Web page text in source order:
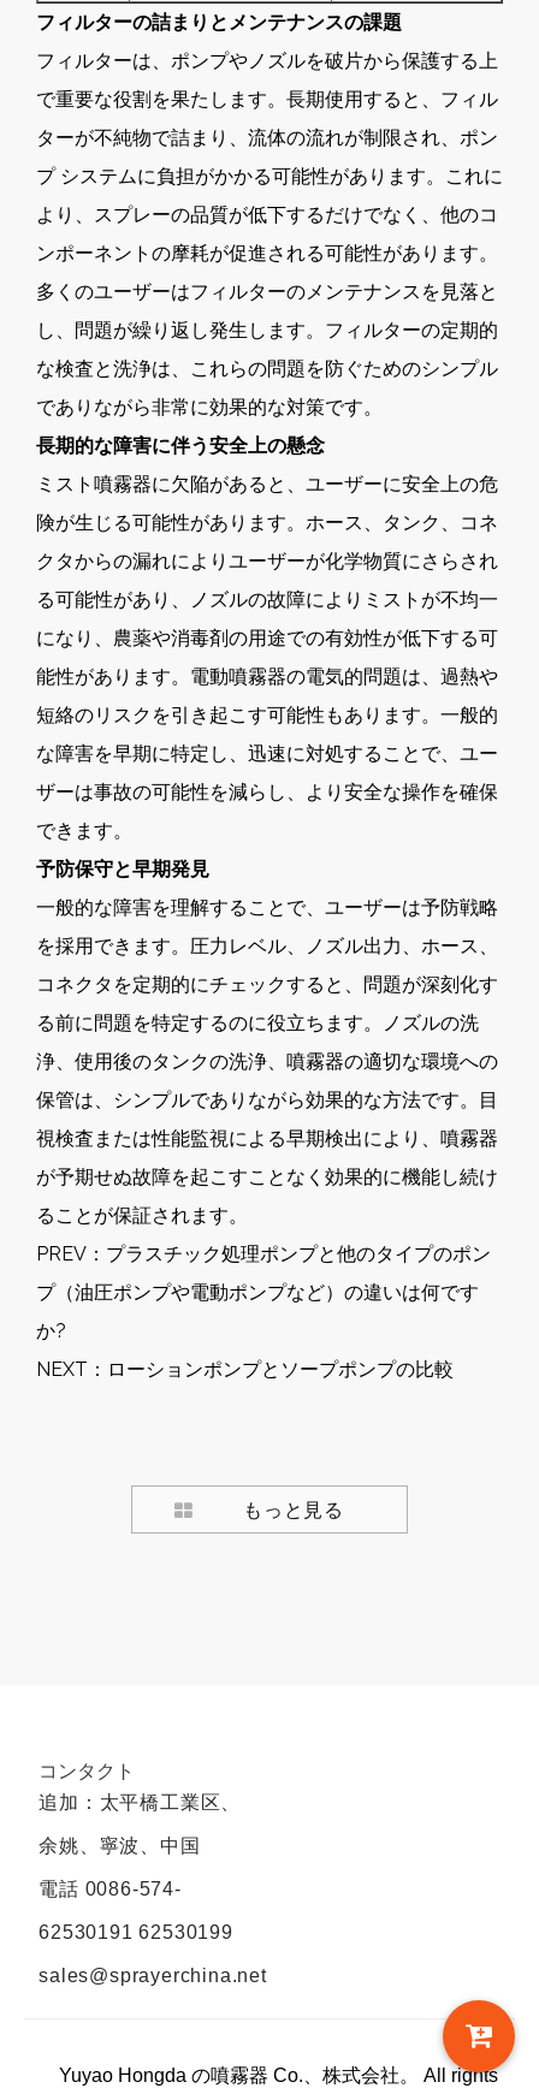
フィルターの詰まりとメンテナンスの課題
フィルターは、ポンプやノズルを破片から保護する上
で重要な役割を果たします。長期使用すると、フィル
ターが不純物で詰まり、流体の流れが制限され、ポン
プ システムに負担がかかる可能性があります。これに
より、スプレーの品質が低下するだけでなく、他のコ
ンポーネントの摩耗が促進される可能性があります。
多くのユーザーはフィルターのメンテナンスを見落と
し、問題が繰り返し発生します。フィルターの定期的
な検査と洗浄は、これらの問題を防ぐためのシンプル
でありながら非常に効果的な対策です。
長期的な障害に伴う安全上の懸念
ミスト噴霧器に欠陥があると、ユーザーに安全上の危
険が生じる可能性があります。ホース、タンク、コネ
クタからの漏れによりユーザーが化学物質にさらされ
る可能性があり、ノズルの故障によりミストが不均一
になり、農薬や消毒剤の用途での有効性が低下する可
能性があります。電動噴霧器の電気的問題は、過熱や
短絡のリスクを引き起こす可能性もあります。一般的
な障害を早期に特定し、迅速に対処することで、ユー
ザーは事故の可能性を減らし、より安全な操作を確保
できます。
予防保守と早期発見
一般的な障害を理解することで、ユーザーは予防戦略
を採用できます。圧力レベル、ノズル出力、ホース、
コネクタを定期的にチェックすると、問題が深刻化す
る前に問題を特定するのに役立ちます。ノズルの洗
浄、使用後のタンクの洗浄、噴霧器の適切な環境への
保管は、シンプルでありながら効果的な方法です。目
視検査または性能監視による早期検出により、噴霧器
が予期せぬ故障を起こすことなく効果的に機能し続け
ることが保証されます。
PREV： プラスチック処理ポンプと他のタイプのポン
プ（油圧ポンプや電動ポンプなど）の違いは何です
か?
NEXT： ローションポンプとソープポンプの比較
もっと見る
コンタクト
追加：太平橋工業区、
余姚、寧波、中国
電話 0086-574-
62530191 62530199
sales@sprayerchina.net
Yuyao Hongda の噴霧器 Co.、株式会社。 All rights